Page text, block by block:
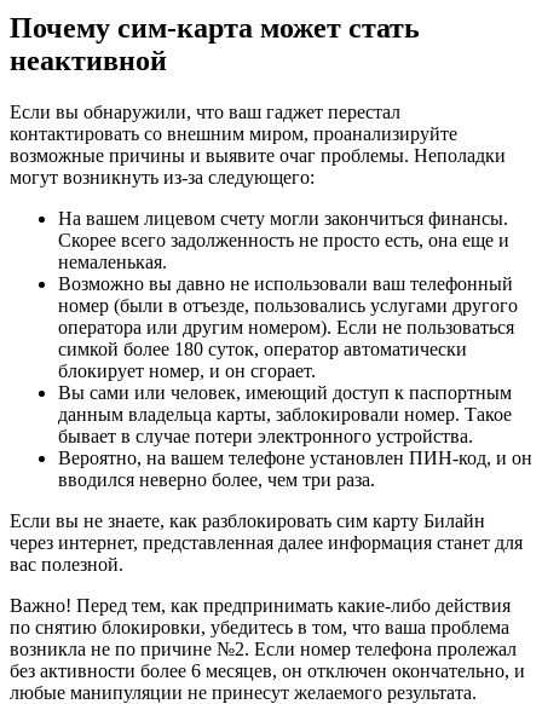
Почему сим-карта может стать
неактивной
Если вы обнаружили, что ваш гаджет перестал
контактировать со внешним миром, проанализируйте
возможные причины и выявите очаг проблемы. Неполадки
могут возникнуть из-за следующего:
На вашем лицевом счету могли закончиться финансы.
Скорее всего задолженность не просто есть, она еще и
немаленькая.
Возможно вы давно не использовали ваш телефонный
номер (были в отъезде, пользовались услугами другого
оператора или другим номером). Если не пользоваться
симкой более 180 суток, оператор автоматически
блокирует номер, и он сгорает.
Вы сами или человек, имеющий доступ к паспортным
данным владельца карты, заблокировали номер. Такое
бывает в случае потери электронного устройства.
Вероятно, на вашем телефоне установлен ПИН-код, и он
вводился неверно более, чем три раза.
Если вы не знаете, как разблокировать сим карту Билайн
через интернет, представленная далее информация станет для
вас полезной.
Важно! Перед тем, как предпринимать какие-либо действия
по снятию блокировки, убедитесь в том, что ваша проблема
возникла не по причине №2. Если номер телефона пролежал
без активности более 6 месяцев, он отключен окончательно, и
любые манипуляции не принесут желаемого результата.